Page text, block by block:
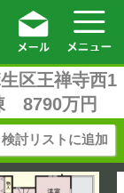
区王禅寺西1
8790万円
検討リストに追加